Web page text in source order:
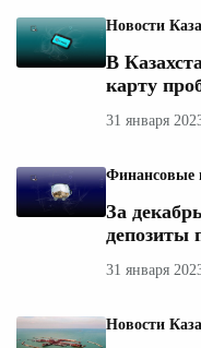
Новости
В
карту
31 января
Финансовые
За
депозиты
31 января
Новости